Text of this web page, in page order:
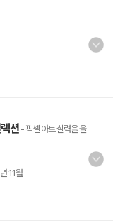
션 - 픽셀 아트 실력을 올
11월